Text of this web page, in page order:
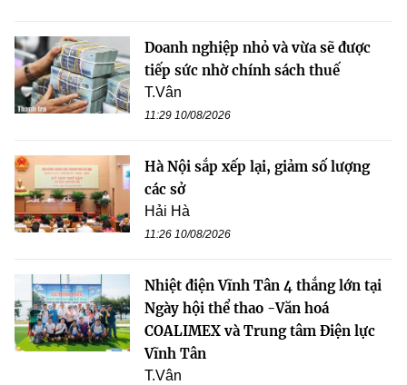
Doanh nghiệp nhỏ và vừa sẽ được
tiếp sức nhờ chính sách thuế
T.Vân
11:29 10/08/2026
Hà Nội sắp xếp lại, giảm số lượng
các sở
Hải Hà
11:26 10/08/2026
Nhiệt điện Vĩnh Tân 4 thắng lớn tại
Ngày hội thể thao -Văn hoá
COALIMEX và Trung tâm Điện lực
Vĩnh Tân
T.Vân